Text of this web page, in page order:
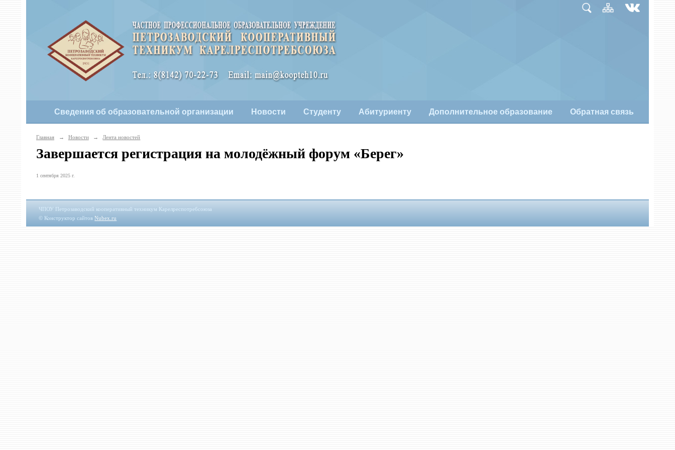
Сведения об образовательной организации Новости Студенту Абитуриенту Дополнительное образование Обратная связь
Главная → Новости → Лента новостей
Завершается регистрация на молодёжный форум «Берег»
1 сентября 2025 г.
ЧПОУ Петрозаводский кооперативный техникум Карелреспотребсоюза
© Конструктор сайтовNubex.ru